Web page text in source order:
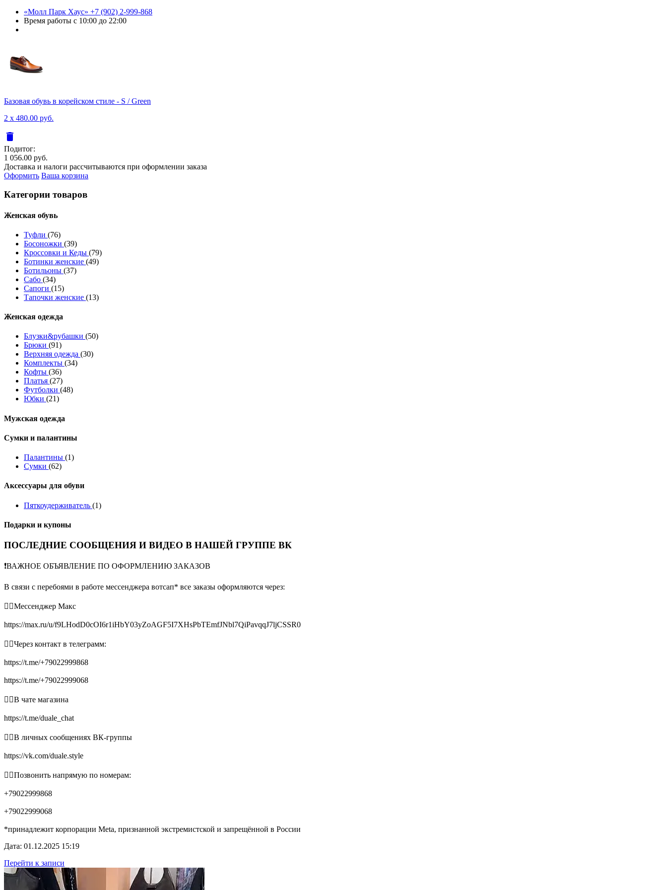
«Молл Парк Хаус» +7 (902) 2-999-868
Время работы с 10:00 до 22:00
Базовая обувь в корейском стиле - S / Green
2 x 480.00 руб.
delete
Подитог:
1 056.00 руб.
Доставка и налоги рассчитываются при оформлении заказа
Оформить Ваша корзина
Категории товаров
Женcкая обувь
Туфли (76)
Босоножки (39)
Кроссовки и Кеды (79)
Ботинки женские (49)
Ботильоны (37)
Сабо (34)
Сапоги (15)
Тапочки женские (13)
Женская одежда
Блузки&рубашки (50)
Брюки (91)
Верхняя одежда (30)
Комплекты (34)
Кофты (36)
Платья (27)
Футболки (48)
Юбки (21)
Мужская одежда
Сумки и палантины
Палантины (1)
Сумки (62)
Аксессуары для обуви
Пяткоудерживатель (1)
Подарки и купоны
ПОСЛЕДНИЕ СООБЩЕНИЯ И ВИДЕО В НАШЕЙ ГРУППЕ ВК
❗️ВАЖНОЕ ОБЪЯВЛЕНИЕ ПО ОФОРМЛЕНИЮ ЗАКАЗОВ
В связи с перебоями в работе мессенджера вотсап* все заказы оформляются через:
👉🏻Мессенджер Макс
https://max.ru/u/f9LHodD0cOI6r1iHbY03yZoAGF5I7XHsPbTEmfJNbl7QiPavqqJ7ljCSSR0
👉🏻Через контакт в телеграмм:
https://t.me/+79022999868
https://t.me/+79022999068
👉🏻В чате магазина
https://t.me/duale_chat
👉🏻В личных сообщениях ВК-группы
https://vk.com/duale.style
👉🏻Позвонить напрямую по номерам:
+79022999868
+79022999068
*принадлежит корпорации Meta, признанной экстремистской и запрещённой в России
Дата: 01.12.2025 15:19
Перейти к записи